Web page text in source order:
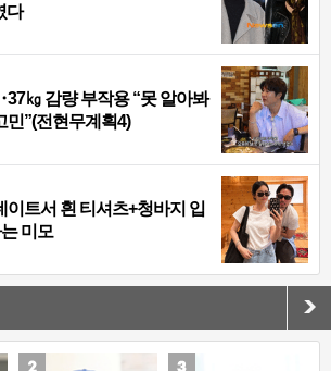
다
㎏ 감량 부작용 “못 알아봐
민”(전현무계획4)
이트서 흰 티셔츠+청바지 입
미모